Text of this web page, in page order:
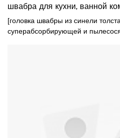
швабра для кухни, ванной
[головка швабры из синели
суперабсорбирующей и